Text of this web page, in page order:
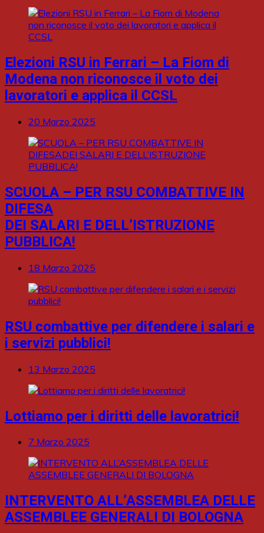
Elezioni RSU in Ferrari – La Fiom di
Modena non riconosce il voto dei
lavoratori e applica il CCSL
20 Marzo 2025
SCUOLA – PER RSU COMBATTIVE IN
DIFESA
DEI SALARI E DELL’ISTRUZIONE
PUBBLICA!
18 Marzo 2025
RSU combattive per difendere i salari e
i servizi pubblici!
13 Marzo 2025
Lottiamo per i diritti delle lavoratrici!
7 Marzo 2025
INTERVENTO ALL’ASSEMBLEA DELLE
ASSEMBLEE GENERALI DI BOLOGNA